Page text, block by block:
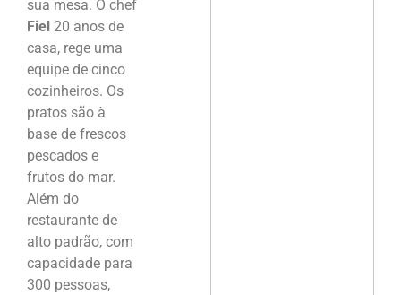
sua mesa. O chef
Fiel 20 anos de
casa, rege uma
equipe de cinco
cozinheiros. Os
pratos são à
base de frescos
pescados e
frutos do mar.
Além do
restaurante de
alto padrão, com
capacidade para
300 pessoas,